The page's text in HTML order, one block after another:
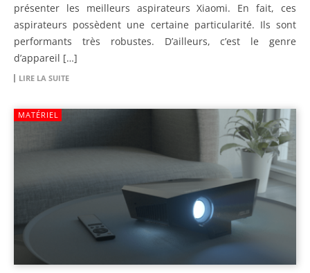
présenter les meilleurs aspirateurs Xiaomi. En fait, ces
aspirateurs possèdent une certaine particularité. Ils sont
performants très robustes. D’ailleurs, c’est le genre
d’appareil […]
LIRE LA SUITE
MATÉRIEL